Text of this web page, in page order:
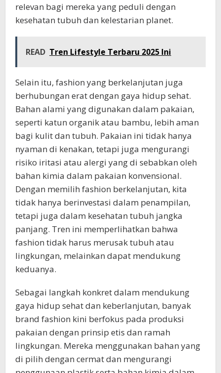
relevan bagi mereka yang peduli dengan
kesehatan tubuh dan kelestarian planet.
READ Tren Lifestyle Terbaru 2025 Ini
Selain itu, fashion yang berkelanjutan juga
berhubungan erat dengan gaya hidup sehat.
Bahan alami yang digunakan dalam pakaian,
seperti katun organik atau bambu, lebih aman
bagi kulit dan tubuh. Pakaian ini tidak hanya
nyaman di kenakan, tetapi juga mengurangi
risiko iritasi atau alergi yang di sebabkan oleh
bahan kimia dalam pakaian konvensional.
Dengan memilih fashion berkelanjutan, kita
tidak hanya berinvestasi dalam penampilan,
tetapi juga dalam kesehatan tubuh jangka
panjang. Tren ini memperlihatkan bahwa
fashion tidak harus merusak tubuh atau
lingkungan, melainkan dapat mendukung
keduanya.
Sebagai langkah konkret dalam mendukung
gaya hidup sehat dan keberlanjutan, banyak
brand fashion kini berfokus pada produksi
pakaian dengan prinsip etis dan ramah
lingkungan. Mereka menggunakan bahan yang
di pilih dengan cermat dan mengurangi